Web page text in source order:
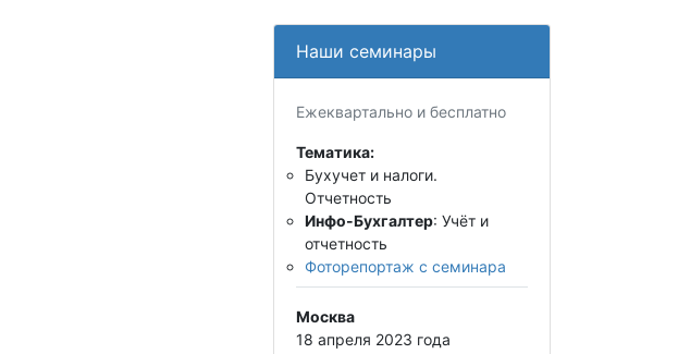
Наши семинары
Ежеквартально и бесплатно
Тематика:
Бухучет и налоги.
Отчетность
Инфо-Бухгалтер: Учёт и
отчетность
Фоторепортаж с семинара
Москва
18 апреля 2023 года